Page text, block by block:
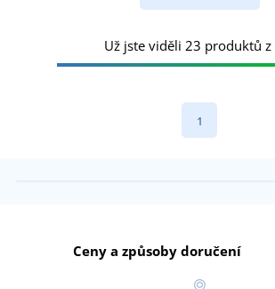
Už jste viděli 23 produktů z
1
Ceny a způsoby doručení